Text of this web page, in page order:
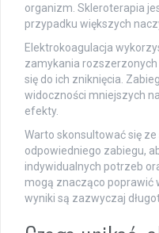
organizm. Skleroterapia
przypadku większych
Elektrokoagulacja
zamykania
się do ich zniknięcia.
widoczności mniejszych
efekty.
Warto skonsultować się
odpowiedniego zabiegu,
indywidualnych potrzeb
mogą znacząco poprawić
wyniki są zazwyczaj